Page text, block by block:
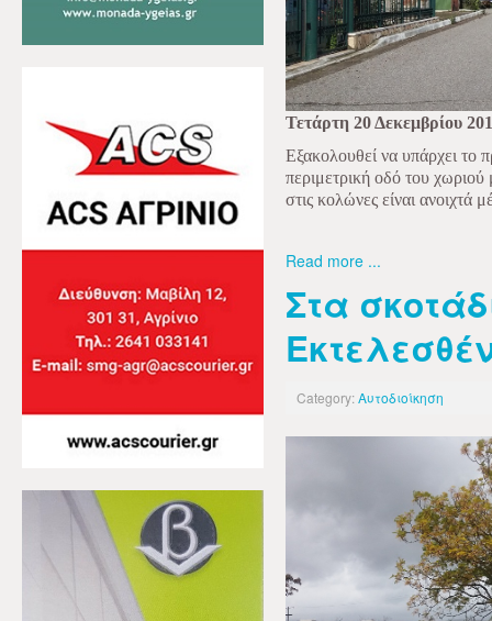
Τετάρτη 20 Δεκεμβρίου
Εξακολουθεί να υπάρχει το
περιμετρική οδό του
στις κολώνες είναι ανοιχτά
Read more ...
Στα
Category:Αυτοδιοίκηση